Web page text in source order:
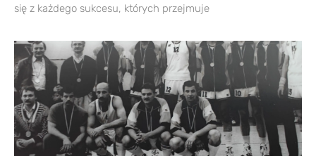
się z każdego sukcesu, których przejmuje